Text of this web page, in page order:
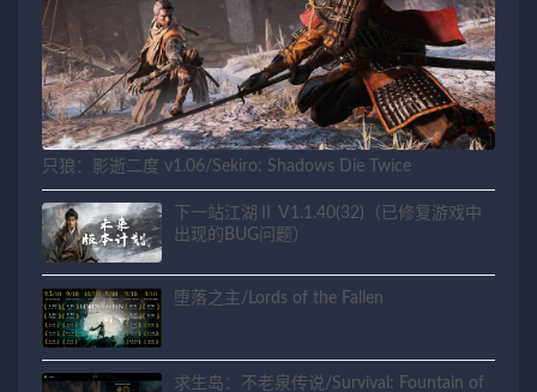
只狼：影逝二度 v1.06/Sekiro: Shadows Die Twice
下一站江湖Ⅱ V1.1.40(32)（已修复游戏中
出现的BUG问题）
堕落之主/Lords of the Fallen
求生岛：不老泉传说/Survival: Fountain of